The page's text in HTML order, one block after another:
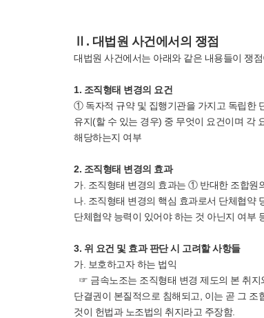
Ⅱ. 대법원 사건에서의 쟁점
대법원 사건에서는 아래와 같은 내용들이 쟁점
1. 조직형태 변경의 요건
① 독자적 규약 및 집행기관을 가지고 독립한
유지(할 수 있는 경우) 중 무엇이 요건이며 각
해당하는지 여부
2. 조직형태 변경의 효과
가. 조직형태 변경의 효과는 ① 반대한 조합
나. 조직형태 변경의 핵심 효과로서 단체협약
단체협약 능력이 있어야 하는 것 아닌지 여부
3. 위 요건 및 효과 판단 시 고려할 사항들
가. 보호하고자 하는 법익
☞ 금속노조는 조직형태 변경 제도의 본 취
단결권이 본질적으로 침해되고, 이는 곧 그
것이 헌법과 노조법의 취지라고 주장함.